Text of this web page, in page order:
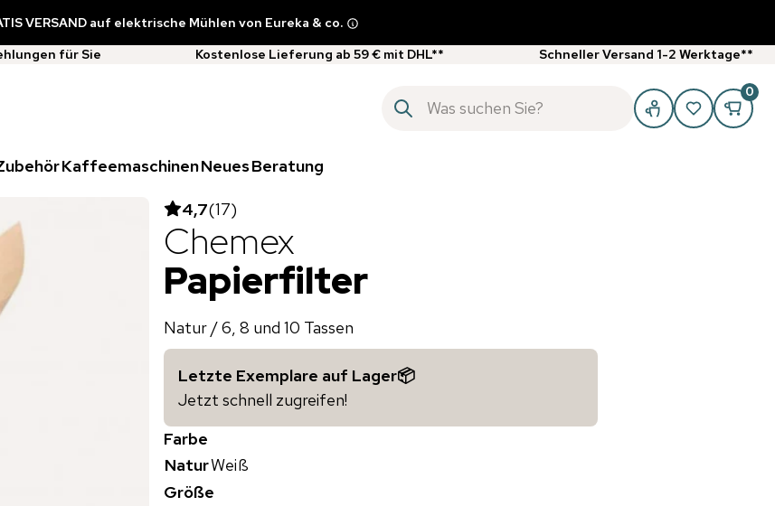
VERSAND auf elektrische Mühlen von Eureka & co.
für Sie Kostenlose Lieferung ab 59 € mit DHL** Schneller Versand 1-2 Werktage**
0
KaffeemaschinenNeuesBeratung
4,7(17)
Chemex
Papierfilter
Natur / 6, 8 und 10 Tassen
Letzte Exemplare auf Lager📦
Jetzt schnell zugreifen!
Farbe
NaturWeiß
Größe